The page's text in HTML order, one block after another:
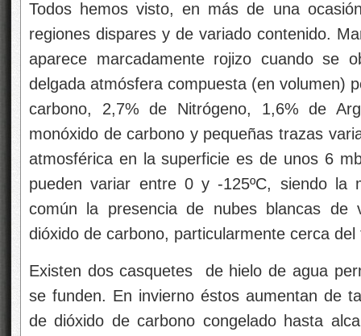
Todos hemos visto, en más de una
regiones dispares y de variado contenido.
aparece marcadamente rojizo cuando se
delgada atmósfera compuesta (en volumen)
carbono, 2,7% de Nitrógeno, 1,6% de
monóxido de carbono y pequeñas trazas
atmosférica en la superficie es de unos 6
pueden variar entre 0 y -125ºC, siendo la
común la presencia de nubes blancas de
dióxido de carbono, particularmente cerca
Existen dos casquetes de hielo de agua
se funden. En invierno éstos aumentan de
de dióxido de carbono congelado hasta